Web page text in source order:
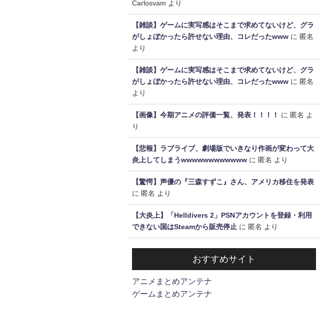
Carlosvam より
【雑談】ゲームに実写感はそこまで求めてないけど、グラ
がしょぼかったら許せない理由、コレだったwww に 匿名
より
【雑談】ゲームに実写感はそこまで求めてないけど、グラ
がしょぼかったら許せない理由、コレだったwww に 匿名
より
【画像】今期アニメの評価一覧、発表！！！！ に 匿名 よ
り
【悲報】ラブライブ、劇場版でいきなり作画が変わって大
炎上してしまうwwwwwwwwwwww に 匿名 より
【驚愕】声優の『三森すずこ』さん、アメリカ移住を発表
に 匿名 より
【大炎上】「Helldivers 2」PSNアカウントを登録・利用
できない国はSteamから販売停止 に 匿名 より
おすすめサイト
アニメまとめアンテナ
ゲームまとめアンテナ